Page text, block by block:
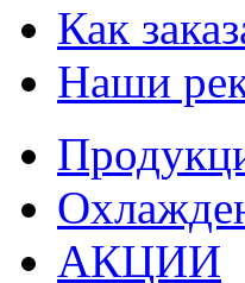
Как
Наши
АКЦИИ